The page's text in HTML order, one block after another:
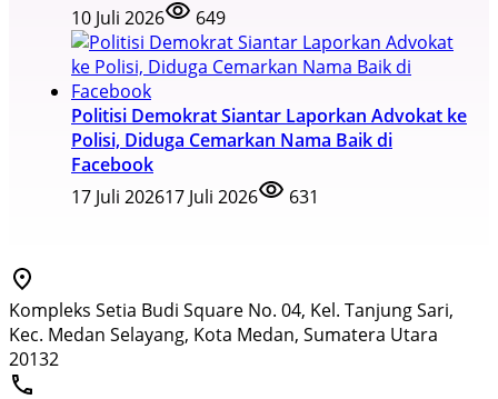
10 Juli 2026
649
Politisi Demokrat Siantar Laporkan Advokat ke
Polisi, Diduga Cemarkan Nama Baik di
Facebook
17 Juli 202617 Juli 2026 631
Kompleks Setia Budi Square No. 04, Kel. Tanjung Sari,
Kec. Medan Selayang, Kota Medan, Sumatera Utara
20132